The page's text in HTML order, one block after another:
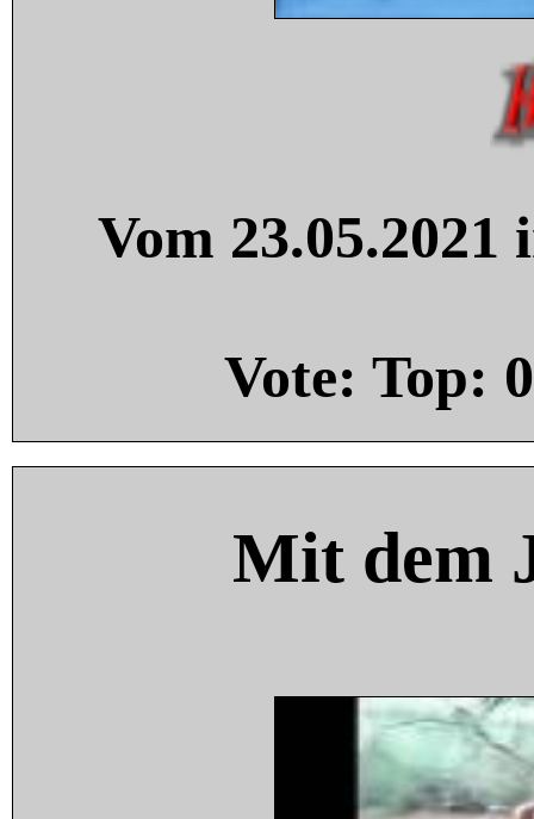
Vom
Vote: Top: 0
Mit dem